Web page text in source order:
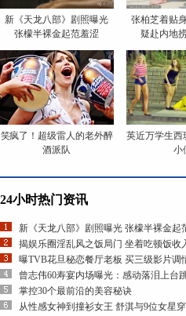
新《天龙八部》剧照曝光
张檬半裸金起范羞涩
张柏芝着贴
疑赴内地
笑疯了！超级雷人的老外醉
酒派队
英近万学生西
小
24小时热门资讯
新《天龙八部》剧照曝光 张檬半裸金起
揭娱乐圈淫乱风之饭局门 坐着吃顿饭收
曝TVB花旦秘恋餐厅老板 买三级影片调
曾志伟60寿宴内场曝光：感动落泪上台
掌控30个最前沿的美容秘诀
从性感女神到撞衫女王 舒淇与9位女星